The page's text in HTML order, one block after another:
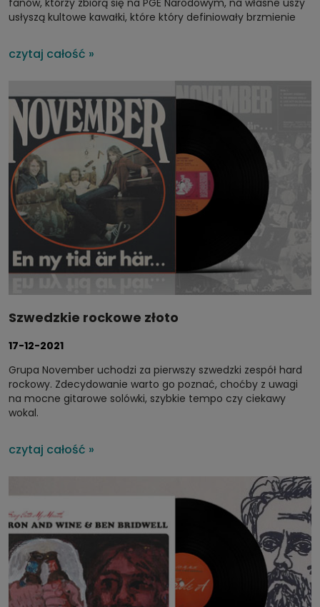
fanów, którzy zbiorą się na PGE Narodowym, na własne uszy
usłyszą kultowe kawałki, którektóry definiowały brzmienie
czytaj całość »
Szwedzkie rockowe złoto
17-12-2021
Grupa November uchodzi za pierwszy szwedzki zespół hard
rockowy. Zdecydowanie warto go poznać, choćby z uwagi
na mocne gitarowe solówki, szybkie tempo czy ciekawy
wokal.
czytaj całość »